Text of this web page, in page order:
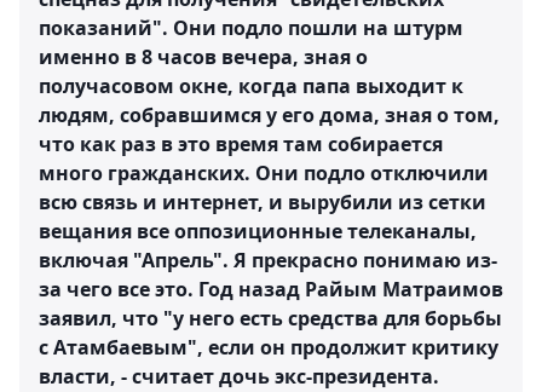
показаний". Они подло пошли на штурм
именно в 8 часов вечера, зная о
получасовом окне, когда папа выходит к
людям, собравшимся у его дома, зная о том,
что как раз в это время там собирается
много гражданских. Они подло отключили
всю связь и интернет, и вырубили из сетки
вещания все оппозиционные телеканалы,
включая "Апрель". Я прекрасно понимаю из-
за чего все это. Год назад Райым Матраимов
заявил, что "у него есть средства для борьбы
с Атамбаевым", если он продолжит критику
власти, - считает дочь экс-президента.